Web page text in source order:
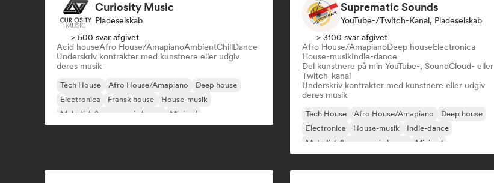
Curiosity Music
Pladeselskab
> 500 svar afgivet
Acid houseAfro House/AmapianoAmbientChillDance
Underskriv kontrakter med kunstnere eller udgiv
deres musik
Tech House Afro House/Amapiano
Deep house
Electronica
Fransk house
House-musik
Melodisk & progressiv house
Minimal
Suprematic Sounds
YouTube-/Twitch-Kanal, Pladeselskab
> 3100 svar afgivet
Afro House/AmapianoDeep houseElectronica
House-musikIndie-dance
Del kunstnere på min YouTube-, SoundCloud- eller
Twitch-kanal
Underskriv kontrakter med kunstnere eller udgiv
deres musik
Tech House Afro House/Amapiano
Deep house
Electronica
House-musik
Indie-dance
Melodisk & progressiv house
Minimal